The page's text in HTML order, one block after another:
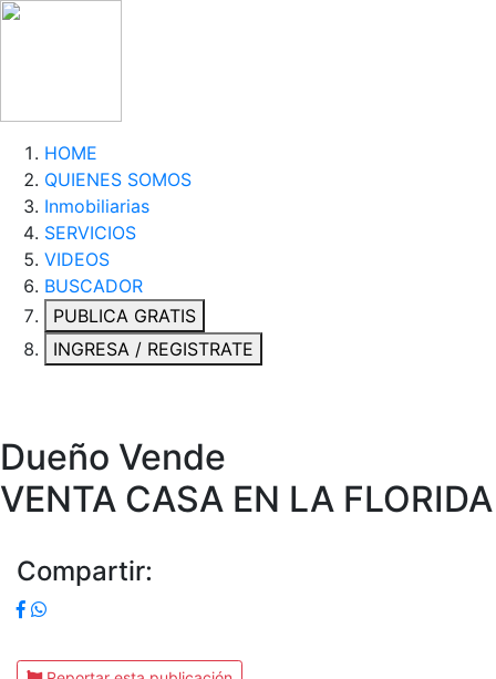
HOME
QUIENES SOMOS
Inmobiliarias
SERVICIOS
VIDEOS
BUSCADOR
PUBLICA GRATIS
INGRESA / REGISTRATE
Dueño Vende
VENTA CASA EN LA FLORIDA
Compartir: